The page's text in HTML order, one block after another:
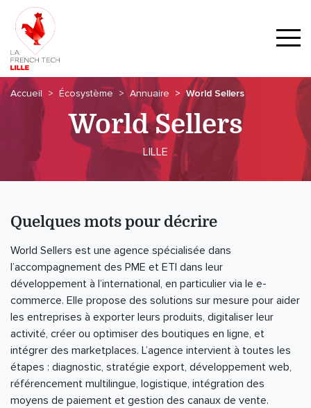
Accueil Écosystème Annuaire World Sellers
World Sellers
LILLE
Quelques mots pour décrire
World Sellers est une agence spécialisée dans
l’accompagnement des PME et ETI dans leur
développement à l’international, en particulier via le e-
commerce. Elle propose des solutions sur mesure pour aider
les entreprises à exporter leurs produits, digitaliser leur
activité, créer ou optimiser des boutiques en ligne, et
intégrer des marketplaces. L’agence intervient à toutes les
étapes : diagnostic, stratégie export, développement web,
référencement multilingue, logistique, intégration des
moyens de paiement et gestion des canaux de vente.